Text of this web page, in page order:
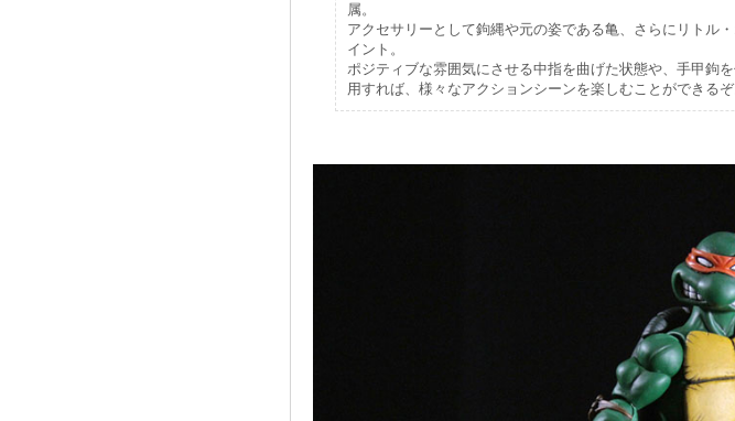
属。
アクセサリーとして鉤縄や元の姿である亀、さらにリトル
イント。
ポジティブな雰囲気にさせる中指を曲げた状態や、手甲鉤
用すれば、様々なアクションシーンを楽しむことができるぞ